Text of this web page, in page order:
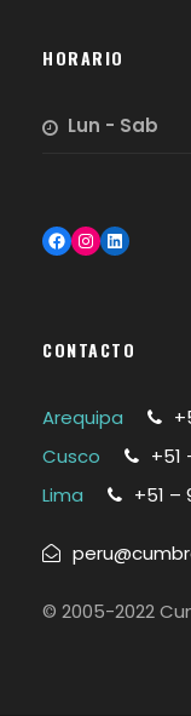
HORARIO
Lun - Sab
Facebook Instagram LinkedIn
CONTACTO
Arequipa
Cusco
+51
Lima
+51 –
© 2005-2022